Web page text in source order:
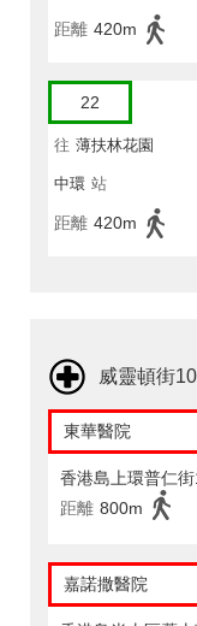
距離 420m
22
往 薄扶林花園
中環 站
距離 420m
威靈頓街
東華醫院
香港島上環普仁
距離 800m
嘉諾撒醫院